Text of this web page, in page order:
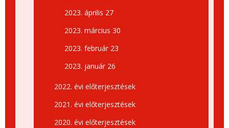
2023. április 27
2023. március 30
2023. február 23
2023. január 26
2022. évi előterjesztések
2021. évi előterjesztések
2020. évi előterjesztések